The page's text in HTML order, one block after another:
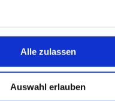
Alle zulassen
Auswahl erlauben
. Achtung: oft
den
Website des ASI.
Email erhalten und mich
Wo kann ich nun